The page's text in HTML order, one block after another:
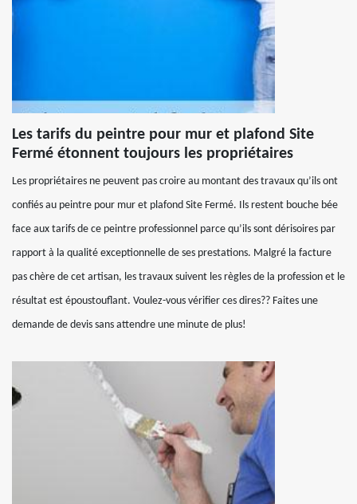
Les tarifs du peintre pour mur et plafond Site
Fermé étonnent toujours les propriétaires
Les propriétaires ne peuvent pas croire au montant des travaux qu’ils ont
confiés au peintre pour mur et plafond Site Fermé. Ils restent bouche bée
face aux tarifs de ce peintre professionnel parce qu’ils sont dérisoires par
rapport à la qualité exceptionnelle de ses prestations. Malgré la facture
pas chère de cet artisan, les travaux suivent les règles de la profession et le
résultat est époustouflant. Voulez-vous vérifier ces dires?? Faites une
demande de devis sans attendre une minute de plus!